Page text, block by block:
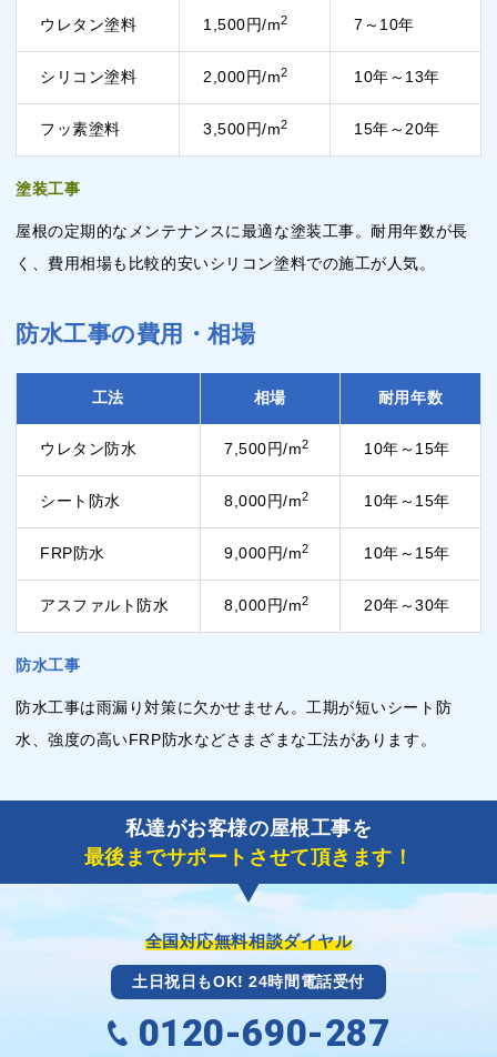
ウレタン塗料 1,500円/m2 7～10年
シリコン塗料 2,000円/m2 10年～13年
フッ素塗料 3,500円/m2 15年～20年
塗装工事
屋根の定期的なメンテナンスに最適な塗装工事。耐用年数が長
く、費用相場も比較的安いシリコン塗料での施工が人気。
防水工事の費用・相場
工法 相場 耐用年数
ウレタン防水 7,500円/m2 10年～15年
シート防水 8,000円/m2 10年～15年
FRP防水 9,000円/m2 10年～15年
アスファルト防水 8,000円/m2 20年～30年
防水工事
防水工事は雨漏り対策に欠かせません。工期が短いシート防
水、強度の高いFRP防水などさまざまな工法があります。
私達がお客様の屋根工事を
最後までサポートさせて頂きます！
全国対応無料相談ダイヤル
土日祝日もOK! 24時間電話受付
0120-690-287